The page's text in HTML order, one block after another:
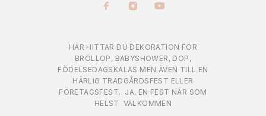
HÄR HITTAR DU DEKORATION FÖR
BRÖLLOP, BABYSHOWER, DOP,
FÖDELSEDAGSKALAS MEN ÄVEN TILL EN
HÄRLIG TRÄDGÅRDSFEST ELLER
FÖRETAGSFEST. JA, EN FEST NÄR SOM
HELST VÄLKOMMEN